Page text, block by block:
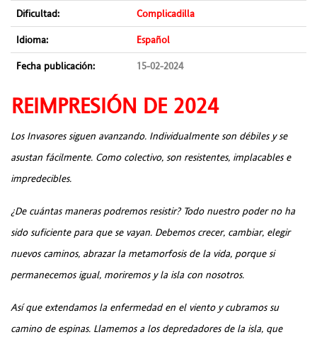
Dificultad:
Complicadilla
Idioma:
Español
Fecha publicación:
15-02-2024
REIMPRESIÓN DE 2024
Los Invasores siguen avanzando. Individualmente son débiles y se
asustan fácilmente. Como colectivo, son resistentes, implacables e
impredecibles.
¿De cuántas maneras podremos resistir? Todo nuestro poder no ha
sido suficiente para que se vayan. Debemos crecer, cambiar, elegir
nuevos caminos, abrazar la metamorfosis de la vida, porque si
permanecemos igual, moriremos y la isla con nosotros.
Así que extendamos la enfermedad en el viento y cubramos su
camino de espinas. Llamemos a los depredadores de la isla, que